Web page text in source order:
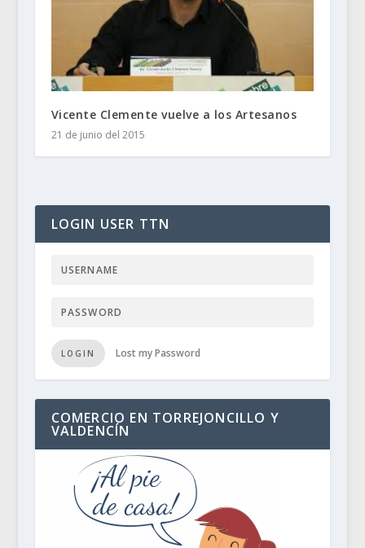
Vicente Clemente vuelve a los Artesanos
21 de junio del 2015
LOGIN USER TTN
LOGIN Lost my Password
COMERCIO EN TORREJONCILLO Y
VALDENCÍN